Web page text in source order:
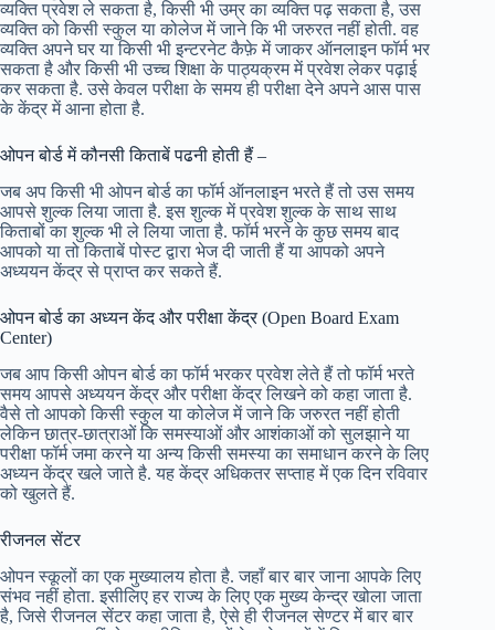
व्यक्ति प्रवेश ले सकता है, किसी भी उम्र का व्यक्ति पढ़ सकता है, उस
व्यक्ति को किसी स्कुल या कोलेज में जाने कि भी जरुरत नहीं होती. वह
व्यक्ति अपने घर या किसी भी इन्टरनेट कैफ़े में जाकर ऑनलाइन फॉर्म भर
सकता है और किसी भी उच्च शिक्षा के पाठ्यक्रम में प्रवेश लेकर पढ़ाई
कर सकता है. उसे केवल परीक्षा के समय ही परीक्षा देने अपने आस पास
के केंद्र में आना होता है.
ओपन बोर्ड में कौनसी किताबें पढनी होती हैं –
जब अप किसी भी ओपन बोर्ड का फॉर्म ऑनलाइन भरते हैं तो उस समय
आपसे शुल्क लिया जाता है. इस शुल्क में प्रवेश शुल्क के साथ साथ
किताबों का शुल्क भी ले लिया जाता है. फॉर्म भरने के कुछ समय बाद
आपको या तो किताबें पोस्ट द्वारा भेज दी जाती हैं या आपको अपने
अध्ययन केंद्र से प्राप्त कर सकते हैं.
ओपन बोर्ड का अध्यन केंद और परीक्षा केंद्र (Open Board Exam
Center)
जब आप किसी ओपन बोर्ड का फॉर्म भरकर प्रवेश लेते हैं तो फॉर्म भरते
समय आपसे अध्ययन केंद्र और परीक्षा केंद्र लिखने को कहा जाता है.
वैसे तो आपको किसी स्कुल या कोलेज में जाने कि जरुरत नहीं होती
लेकिन छात्र-छात्राओं कि समस्याओं और आशंकाओं को सुलझाने या
परीक्षा फॉर्म जमा करने या अन्य किसी समस्या का समाधान करने के लिए
अध्यन केंद्र खले जाते है. यह केंद्र अधिकतर सप्ताह में एक दिन रविवार
को खुलते हैं.
रीजनल सेंटर
ओपन स्कूलों का एक मुख्यालय होता है. जहाँ बार बार जाना आपके लिए
संभव नहीं होता. इसीलिए हर राज्य के लिए एक मुख्य केन्द्र खोला जाता
है, जिसे रीजनल सेंटर कहा जाता है, ऐसे ही रीजनल सेण्टर में बार बार